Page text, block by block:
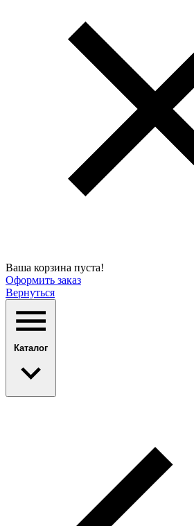
Ваша корзина пуста!
Оформить заказ
Вернуться
Каталог